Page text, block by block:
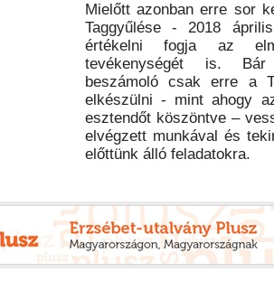
Mielőtt azonban erre sor
Taggyűlése - 2018
értékelni fogja az
tevékenységét is.
beszámoló csak erre a
elkészülni - mint ahogy
esztendőt köszöntve –
elvégzett munkával és
előttünk álló feladatokra.